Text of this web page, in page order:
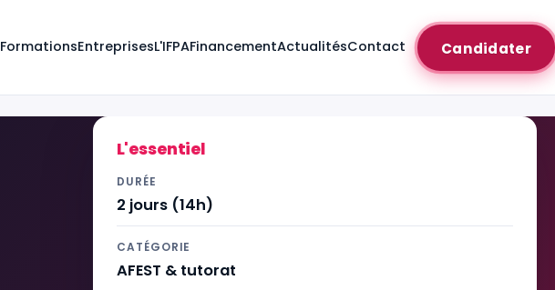
FormationsEntreprisesL'IFPAFinancementActualitésContact Candidater
L'essentiel
DURÉE
2 jours (14h)
CATÉGORIE
AFEST & tutorat